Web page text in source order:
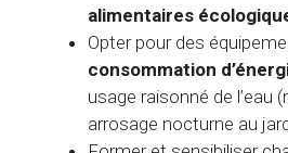
alimentaires
Opter pour des
consommation
usage raisonné de l’eau
arrosage nocturne au